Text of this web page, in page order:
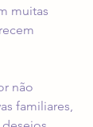
muitas
não
familiares,